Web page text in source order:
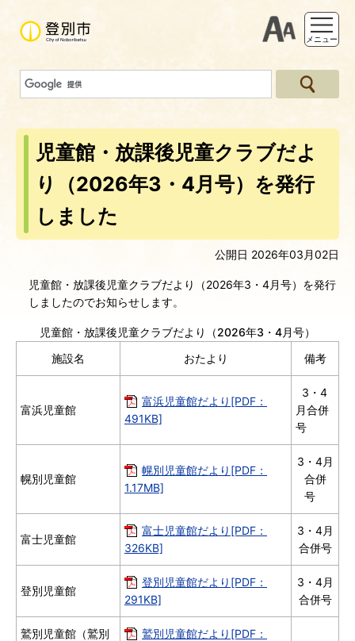
支援ツー
メニュー
児童館・放課後児童クラブだよ
り（2026年3・4月号）を発行
しました
公開日 2026年03月02日
児童館・放課後児童クラブだより（2026年3・4月号）を発行
しましたのでお知らせします。
児童館・放課後児童クラブだより（2026年3・4月号）
施設名
おたより 備考
富浜児童館
富浜児童館だより[PDF：
491KB]
3・4
月合併
号
幌別児童館
幌別児童館だより[PDF：
1.17MB]
3・4月
合併
号
富士児童館
富士児童館だより[PDF：
326KB]
3・4月
合併号
登別児童館
登別児童館だより[PDF：
291KB]
3・4月
合併号
鷲別児童館（鷲別
鷲別児童館だより[PDF：